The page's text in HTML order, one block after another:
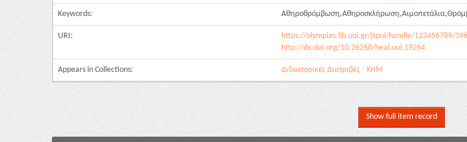
Keywords:
URI:
https://olympias.lib.uoi.gr/jspui/handle/123456789/
http://dx.doi.org/10.26268/heal.uoi.19264
Appears in Collections: Διδακτορικές Διατριβές - ΧΗΜ
Show full item record